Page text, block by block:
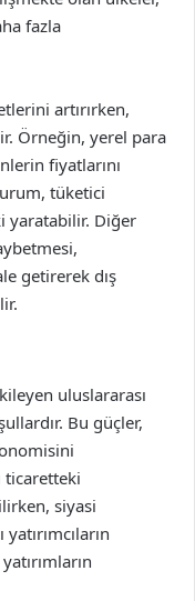
fazla
artırırken,
Örneğin, yerel para
fiyatlarını
tüketici
yaratabilir. Diğer
getirerek dış
uluslararası
Bu güçler,
ticaretteki
siyasi